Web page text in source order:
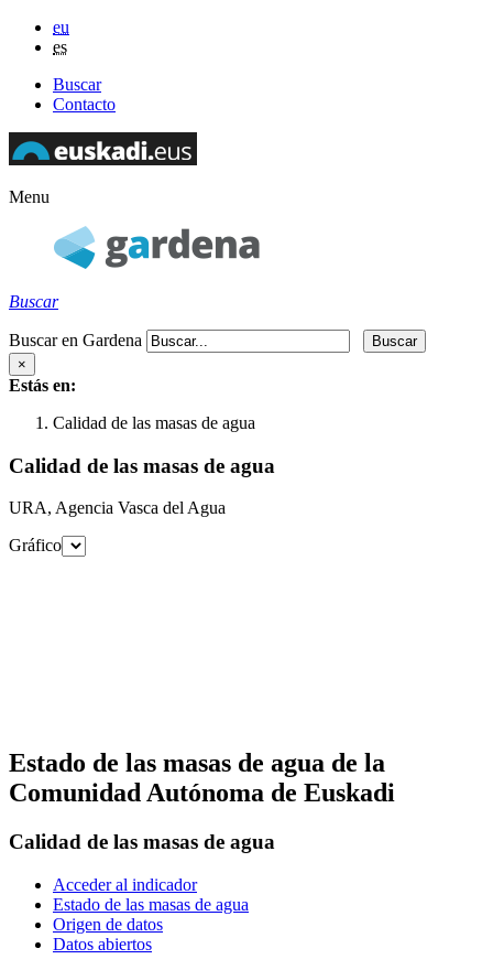
eu
es
Buscar
Contacto
Menu
Buscar
Buscar en Gardena
×
Estás en:
Calidad de las masas de agua
Calidad de las masas de agua
URA, Agencia Vasca del Agua
Gráfico
Estado de las masas de agua de la
Comunidad Autónoma de Euskadi
Calidad de las masas de agua
Acceder al indicador
Estado de las masas de agua
Origen de datos
Datos abiertos